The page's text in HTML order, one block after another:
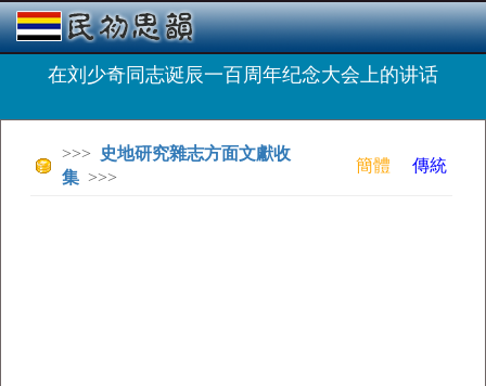
在刘少奇同志诞辰一百周年纪念大会上的讲话
>>>
史地研究雜志方面文獻收
集 >>>
簡體 傳統